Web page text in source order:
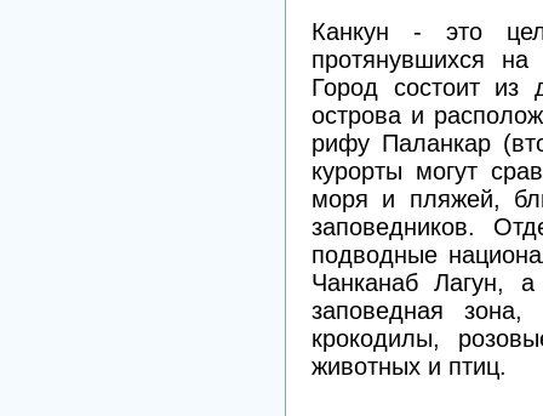
Канкун - это
протянувшихся
Город состоит из
острова и
рифу Паланкар
курорты могут
моря и пляжей,
заповедников.
подводные
Чанканаб Лагун,
заповедная
крокодилы,
животных и птиц.